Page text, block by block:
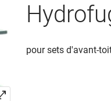
pour sets d'avant-